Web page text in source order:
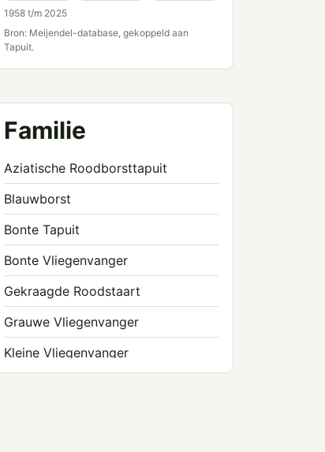
1958 t/m 2025
Bron: Meijendel-database, gekoppeld aan
Tapuit.
Familie
Aziatische Roodborsttapuit
Blauwborst
Bonte Tapuit
Bonte Vliegenvanger
Gekraagde Roodstaart
Grauwe Vliegenvanger
Kleine Vliegenvanger